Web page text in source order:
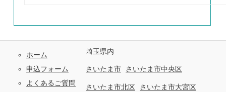
ホーム
申込フォーム
よくあるご質問
埼玉県内
さいたま市 さいたま市中央区
さいたま市北区 さいたま市大宮区